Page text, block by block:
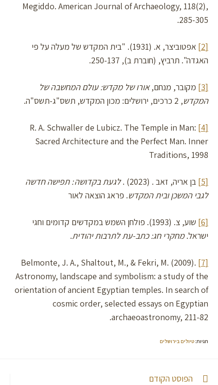
Megiddo. American Journal of Archaeology, 118(2),
285-305.
[2]
אפטוביצר, א. (1931). "בית המקדש של מעלה על פי
האגדה". תרביץ, (חוברת ב), 250-137.‎
[3] מקובר, מנחם,אורו של מקדש: עולם המחשבה של
המקדש, 2 כרכים, ירושלים: מכון המקדש, תשס"ג-תשס"ה.
[4]
R. A. Schwaller de Lubicz. The Temple in Man:
Sacred Architecture and the Perfect Man. Inner
Traditions, 1998
[5] בן אריה, זאב . (2023) .
לגעת בקדושה : תפישה חדשה
לגבי המשכן ובית המקדש. פראג הוצאה לאור
[6]
שוע, צ. (1993). פולחן השמש במקדשים קדומים וחגי
ישראל.מחקרי חג: כתב-עת לתרבות יהודית.
[7]
Belmonte, J. A., Shaltout, M., & Fekri, M. (2009).
Astronomy, landscape and symbolism: a study of the
orientation of ancient Egyptian temples. In search of
cosmic order, selected essays on Egyptian
archaeoastronomy, 211-82.
תגיות: טיולים בירושלים
הפוסט הקודם